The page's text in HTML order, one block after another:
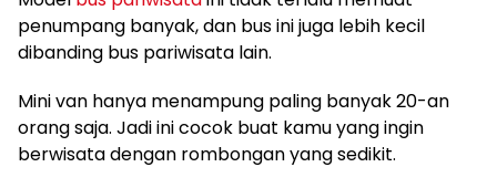
penumpang banyak, dan bus ini juga lebih kecil
dibanding bus pariwisata lain.
Mini van hanya menampung paling banyak 20-an
orang saja. Jadi ini cocok buat kamu yang ingin
berwisata dengan rombongan yang sedikit.